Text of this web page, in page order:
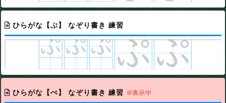
ひらがな【ぷ】 なぞり書き 練習
ひらがな【ぺ】 なぞり書き 練習 ※表示中